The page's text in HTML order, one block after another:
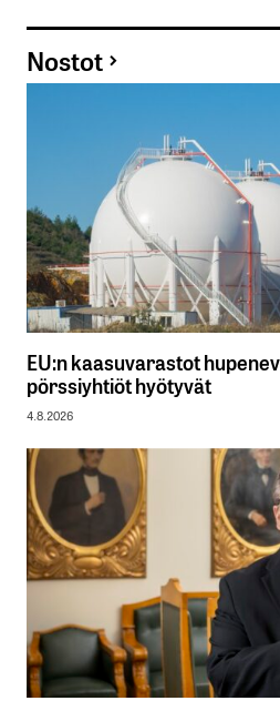
Nostot
EU:n kaasuvarastot
pörssiyhtiöt hyötyvät
4.8.2026